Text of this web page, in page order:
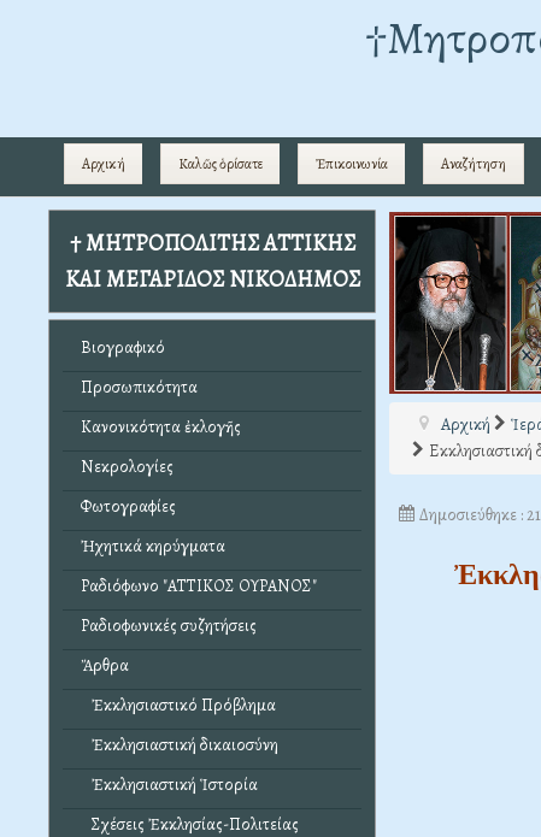
Αρχική Καλῶς ὁρίσατε Ἐπικοινωνία Αναζήτηση
† ΜΗΤΡΟΠΟΛΙΤΗΣ ΑΤΤΙΚΗΣ
ΚΑΙ ΜΕΓΑΡΙΔΟΣ ΝΙΚΟΔΗΜΟΣ
Βιογραφικό
Προσωπικότητα
Κανονικότητα ἐκλογῆς
Νεκρολογίες
Φωτογραφίες
Ἠχητικά κηρύγματα
Ραδιόφωνο "ΑΤΤΙΚΟΣ ΟΥΡΑΝΟΣ"
Ραδιοφωνικές συζητήσεις
Ἄρθρα
Ἐκκλησιαστικό Πρόβλημα
Ἐκκλησιαστική δικαιοσύνη
Ἐκκλησιαστική Ἱστορία
Σχέσεις Ἐκκλησίας-Πολιτείας
Αρχική
Εκκλησιαστική
Δημοσιεύθηκε :